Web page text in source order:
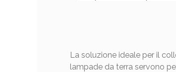
La soluzione ideale per il
lampade da terra servono